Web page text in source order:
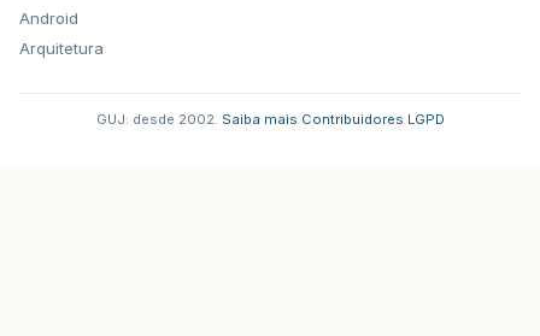
Android
Arquitetura
GUJ: desde 2002. Saiba mais Contribuidores LGPD